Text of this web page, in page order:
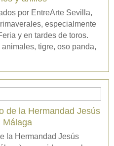
por EntreArte Sevilla,
especialmente
y en tardes de toros.
tigre, oso panda,
de la Hermandad Jesús
Málaga
la Hermandad Jesús